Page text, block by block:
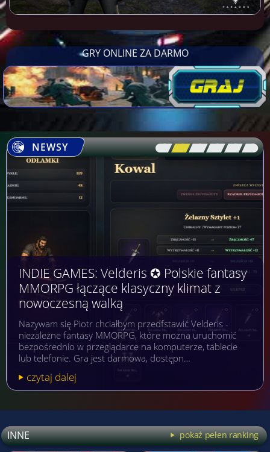
GRY ONLINE ZA DARMO
NEWSY [\ \\ \\ \\ \\ \]
INDIE GAMES: Velderis ✪ Polskie fantasy
MMORPG łączące klasyczny klimat z
nowoczesną walką
Nazywam się Piotr chciałbym przedfstawić Velderis -
niezależne fantasy MMORPG, które można uruchomić
bezpośrednio w przeglądarce na komputerze, tablecie
lub telefonie. Gra jest darmowa, dostępn…
czytaj dalej
INNE pokaż pełen ranking